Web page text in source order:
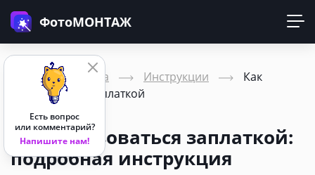
ФотоМОНТАЖ
Главная страница Инструкции
Как
пользоваться заплаткой
Как пользоваться заплаткой:
подробная инструкция
Есть вопрос
или комментарий?
Напишите нам!